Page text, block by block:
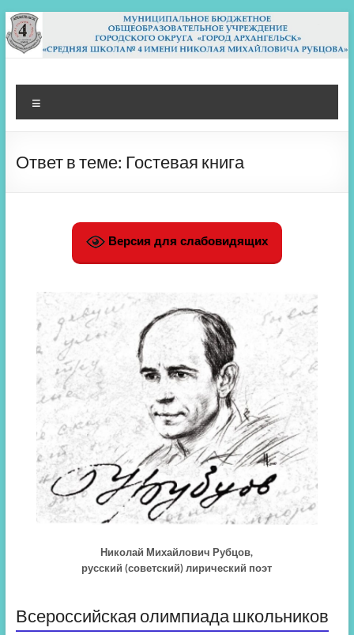
Перейти
к
содержимому
МБОУ СШ 4
Архангельск
Ответ в теме: Гостевая книга
Версия для слабовидящих
Николай Михайлович Рубцов,
русский (советский) лирический поэт
Всероссийская олимпиада школьников